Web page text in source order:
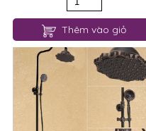
Thêm vào giỏ